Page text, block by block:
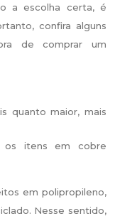
a escolha certa, é
confira alguns
de comprar um
quanto maior, mais
os itens em cobre
em polipropileno,
Nesse sentido,